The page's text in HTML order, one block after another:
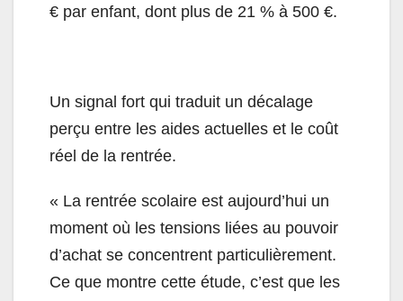
€ par enfant, dont plus de 21 % à 500 €.
Un signal fort qui traduit un décalage
perçu entre les aides actuelles et le coût
réel de la rentrée.
« La rentrée scolaire est aujourd’hui un
moment où les tensions liées au pouvoir
d’achat se concentrent particulièrement.
Ce que montre cette étude, c’est que les